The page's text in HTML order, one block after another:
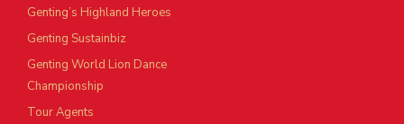
Genting’s Highland Heroes
Genting Sustainbiz
Genting World Lion Dance
Championship
Tour Agents